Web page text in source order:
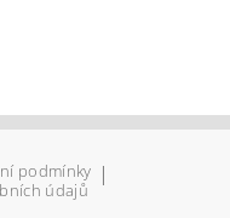
podmínky |
údajů